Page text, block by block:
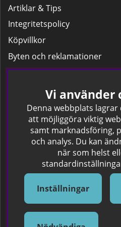
Artiklar & Tips
Integritetspolicy
Köpvillkor
Byten och reklamationer
Leverans
Hitta färgkoden på bilen.
Företagskund
Om oss
Om Spraycan
IKEA Färger
Sök Säkerhetsdatablad
Samarbete / Dyhrs Garage
Vi använder
Denna webbplats
att möjliggöra viktig
samt marknadsföring,
och analys. Du kan
när som helst
Inställningar